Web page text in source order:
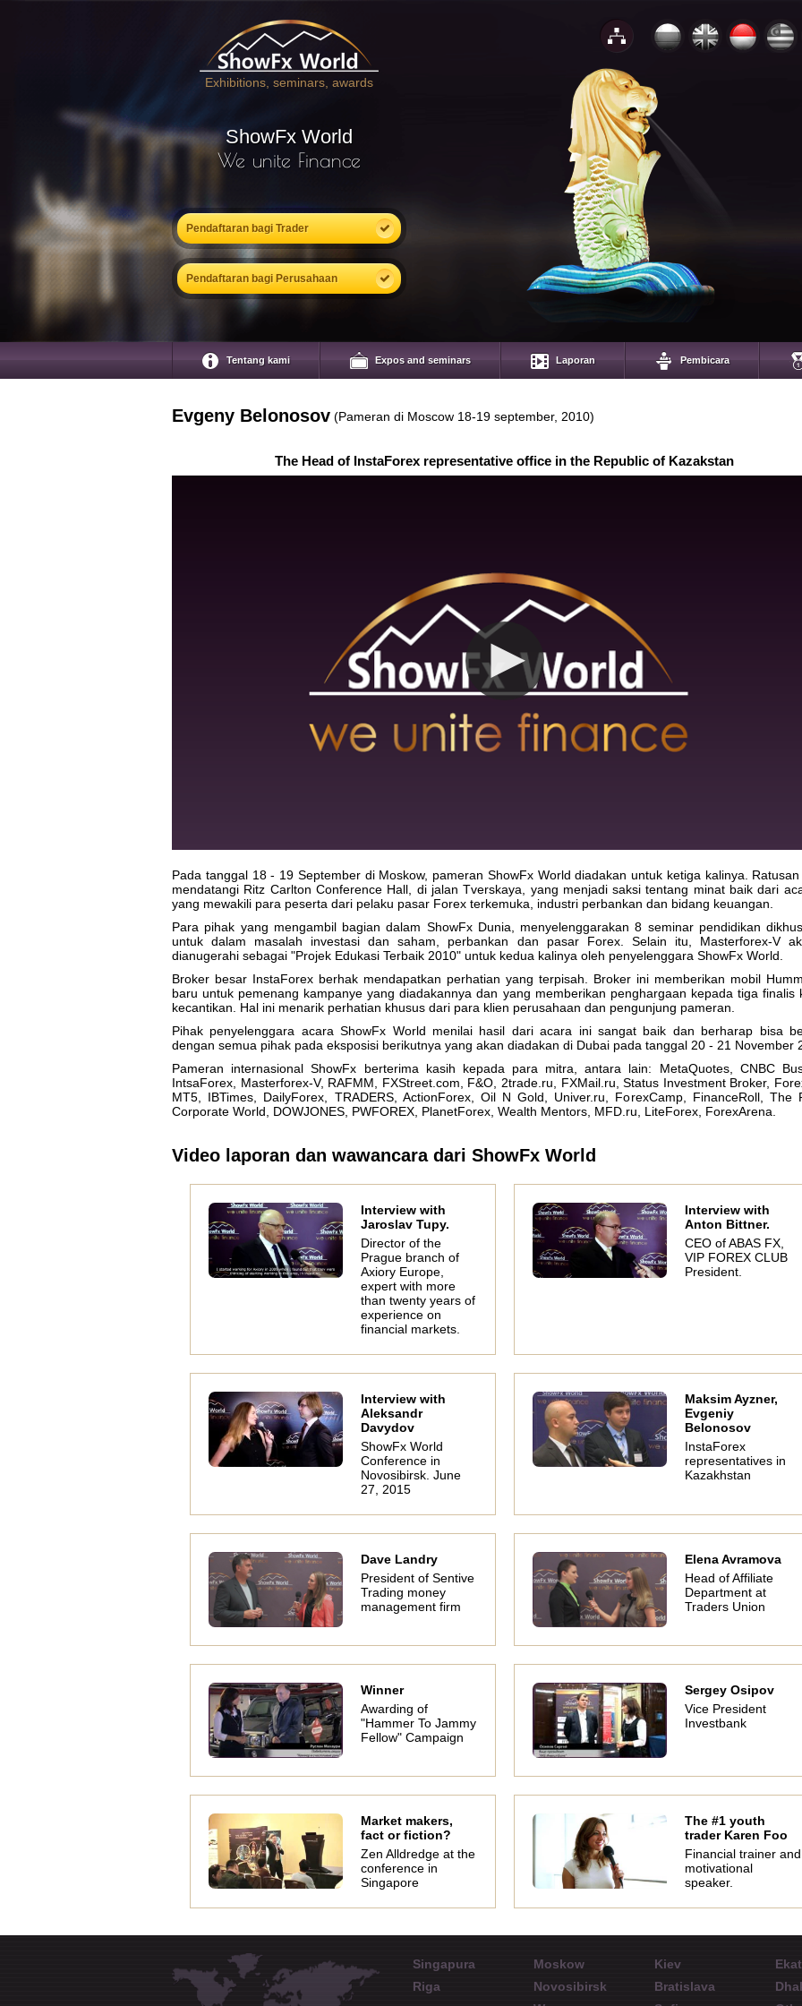
Exhibitions, seminars, awards
ShowFx World
We unite Finance
Pendaftaran bagi Trader
Pendaftaran bagi Perusahaan
Tentang kami Expos and seminars Laporan Pembicara
Interview with
ForexMart
representative
Bogdan Posadskii -
business
development
manager.
Independent
trading. Does the
beginner need a
mentor?
Interview with Roman
Molodyashin.
Evgeny Belonosov (Pameran di Moscow 18-19 september, 2010)
The Head of InstaForex representative office in the Republic of Kazakstan
Pada tanggal 18 - 19 September di Moskow, pameran ShowFx World diadakan untuk ketiga kalinya.
mendatangi Ritz Carlton Conference Hall, di jalan Tverskaya, yang menjadi saksi tentang minat baik dari
yang mewakili para peserta dari pelaku pasar Forex terkemuka, industri perbankan dan bidang keuangan.
Para pihak yang mengambil bagian dalam ShowFx Dunia, menyelenggarakan 8 seminar pendidikan
untuk dalam masalah investasi dan saham, perbankan dan pasar Forex. Selain itu, Masterforex-V
dianugerahi sebagai "Projek Edukasi Terbaik 2010" untuk kedua kalinya oleh penyelenggara ShowFx World.
Broker besar InstaForex berhak mendapatkan perhatian yang terpisah. Broker ini memberikan mobil
baru untuk pemenang kampanye yang diadakannya dan yang memberikan penghargaan kepada tiga finalis
kecantikan. Hal ini menarik perhatian khusus dari para klien perusahaan dan pengunjung pameran.
Pihak penyelenggara acara ShowFx World menilai hasil dari acara ini sangat baik dan berharap bisa
dengan semua pihak pada eksposisi berikutnya yang akan diadakan di Dubai pada tanggal 20 - 21 November
Pameran internasional ShowFx berterima kasih kepada para mitra, antara lain: MetaQuotes, CNBC
IntsaForex, Masterforex-V, RAFMM, FXStreet.com, F&O, 2trade.ru, FXMail.ru, Status Investment Broker,
MT5, IBTimes, DailyForex, TRADERS, ActionForex, Oil N Gold, Univer.ru, ForexCamp, FinanceRoll, The
Corporate World, DOWJONES, PWFOREX, PlanetForex, Wealth Mentors, MFD.ru, LiteForex, ForexArena.
Video laporan dan wawancara dari ShowFx World
Interview with
Jaroslav Tupy.
Director of the
Prague branch of
Axiory Europe,
expert with more
than twenty years of
experience on
financial markets.
Interview with
Anton Bittner.
CEO of ABAS FX,
VIP FOREX CLUB
President.
Interview with
Aleksandr
Davydov
ShowFx World
Conference in
Novosibirsk. June
27, 2015
Maksim Ayzner,
Evgeniy
Belonosov
InstaForex
representatives in
Kazakhstan
Dave Landry
President of Sentive
Trading money
management firm
Elena Avramova
Head of Affiliate
Department at
Traders Union
Winner
Awarding of
"Hammer To Jammy
Fellow" Campaign
Sergey Osipov
Vice President
Investbank
Market makers,
fact or fiction?
Zen Alldredge at the
conference in
Singapore
The #1 youth
trader Karen Foo
Financial trainer and
motivational
speaker.
Singapura Moskow Kiev
Riga
Novosibirsk Bratislava